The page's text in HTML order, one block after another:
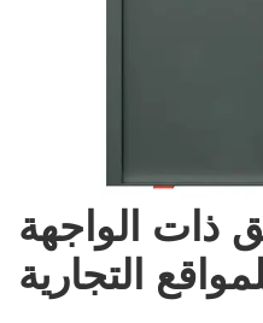
ذات الواجهة
التجارية